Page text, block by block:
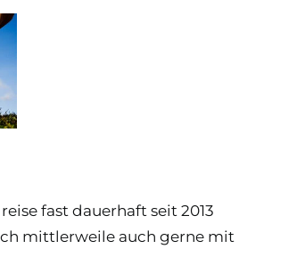
fast dauerhaft seit 2013
mittlerweile auch gerne mit